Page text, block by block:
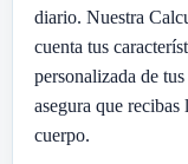
diario. Nuestra
cuenta tus
personalizada de
asegura que recibas
cuerpo.